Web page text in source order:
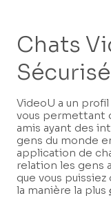
Chats
VideoU a un
vous permettant
amis ayant des
gens du monde
application de
relation les gens
que vous
la manière la plus